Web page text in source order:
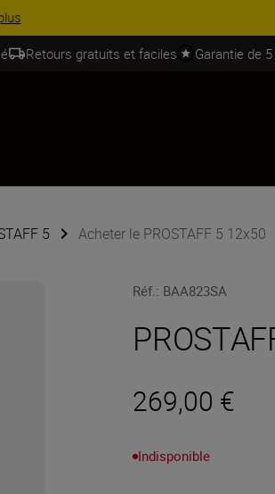
sur une sélection d’accessoires.
Retours gratuits et faciles Garantie de
5 Acheter le PROSTAFF 5 12x50
Réf.: BAA823SA
269,00 €
Indisponible